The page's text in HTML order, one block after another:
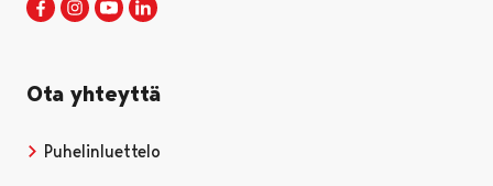
Porin kaupunki Facebookissa
Avautuu uudessa välilehdessä
Porin kaupunki Instagramissa
Avautuu uudessa välilehdessä
Porin kaupunki Youtubessa
Avautuu uudessa välilehdessä
Ota yhteyttä
Puhelinluettelo